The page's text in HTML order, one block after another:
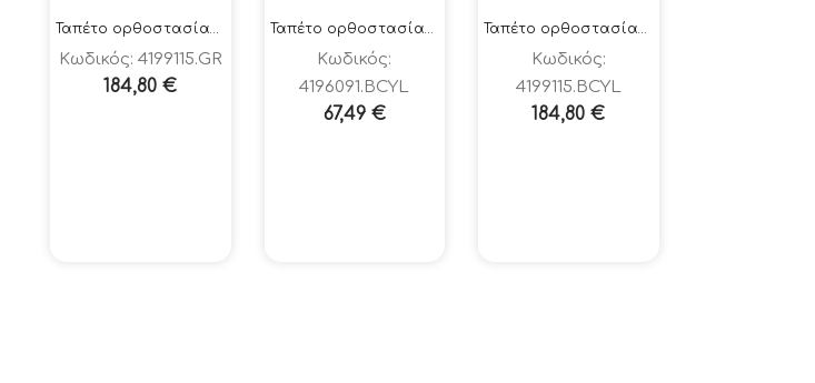
Κωδικός: 4199115.GR
184,80€
Κωδικός:
4196091.BCYL
67,49 €
Κωδικός:
4199115.BCYL
184,80€